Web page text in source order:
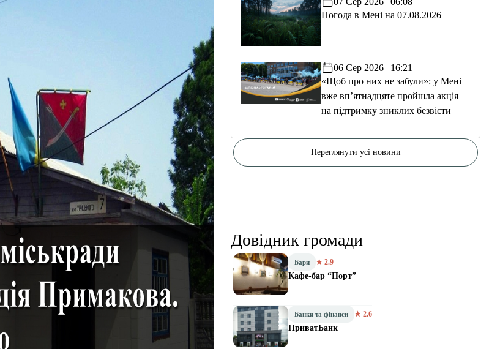
Погода в Мені на 07.08.2026
06 Сер 2026 | 16:21
«Щоб про них не забули»: у Мені
вже вп’ятнадцяте пройшла акція
на підтримку зниклих безвісти
Переглянути усі новини
Довідник громади
Бари ★ 2.9
Кафе-бар “Порт”
Банки та фінанси ★ 2.6
ПриватБанк